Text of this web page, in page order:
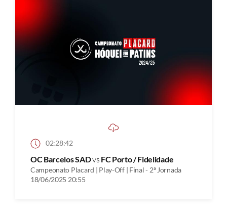
02:28:42
OC Barcelos SADvs FC Porto / Fidelidade
Campeonato Placard | Play-Off | Final - 2ª Jornada
18/06/2025 20:55